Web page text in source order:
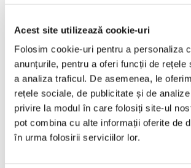
Acest site utilizează cookie-uri
Folosim cookie-uri pentru a personaliza
anunțurile, pentru a oferi funcții de rețele
a analiza traficul. De asemenea, le
rețele sociale, de publicitate și de
privire la modul în care folosiți site-ul
pot combina cu alte informații oferite de
în urma folosirii serviciilor lor.
ADAUGA IN COS
R.E.M. - Monster , (CD)
29,99 Lei
ADAUGA IN COS
Irina